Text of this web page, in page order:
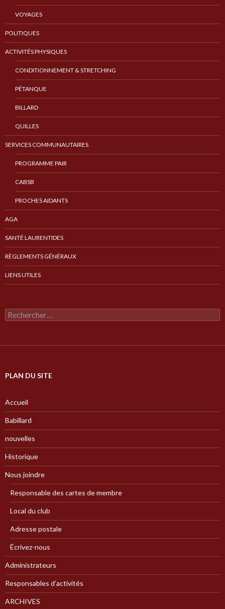
VOYAGES
POLITIQUES
ACTIVITÉS PHYSIQUES
CONDITIONNEMENT & STRETCHING
PÉTANQUE
BILLARD
QUILLES
SERVICES COMMUNAUTAIRES
PROGRAMME PAIR
CABSB
PROCHES AIDANTS
AGA
SANTÉ LAURENTIDES
RÈGLEMENTS GÉNÉRAUX
LIENS UTILES
Rechercher :
PLAN DU SITE
Accueil
Babillard
nouvelles
Historique
Nous joindre
Responsable des cartes de membre
Local du club
Adresse postale
Écrivez-nous
Administrateurs
Responsables d’activités
ARCHIVES